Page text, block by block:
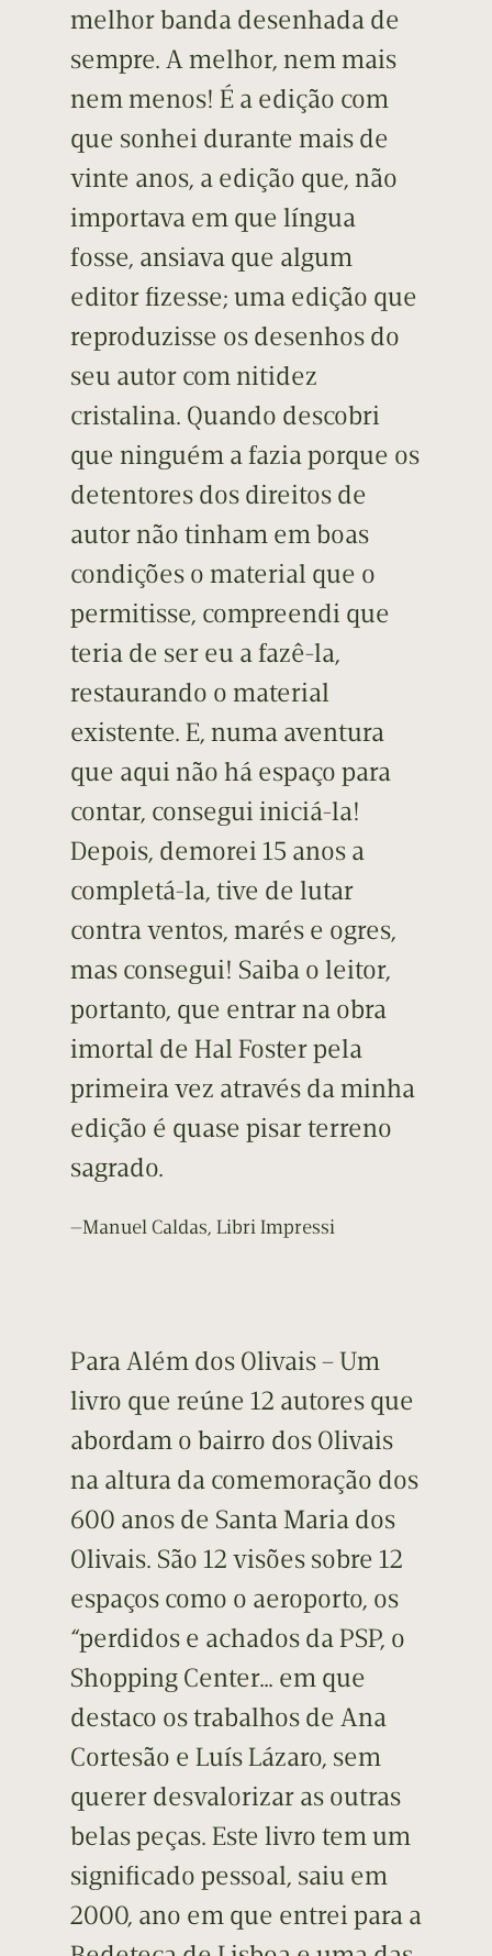
melhor banda desenhada de
sempre. A melhor, nem mais
nem menos! É a edição com
que sonhei durante mais de
vinte anos, a edição que, não
importava em que língua
fosse, ansiava que algum
editor fizesse; uma edição que
reproduzisse os desenhos do
seu autor com nitidez
cristalina. Quando descobri
que ninguém a fazia porque os
detentores dos direitos de
autor não tinham em boas
condições o material que o
permitisse, compreendi que
teria de ser eu a fazê-la,
restaurando o material
existente. E, numa aventura
que aqui não há espaço para
contar, consegui iniciá-la!
Depois, demorei 15 anos a
completá-la, tive de lutar
contra ventos, marés e ogres,
mas consegui! Saiba o leitor,
portanto, que entrar na obra
imortal de Hal Foster pela
primeira vez através da minha
edição é quase pisar terreno
sagrado.
—Manuel Caldas, Libri Impressi
Para Além dos Olivais – Um
livro que reúne 12 autores que
abordam o bairro dos Olivais
na altura da comemoração dos
600 anos de Santa Maria dos
Olivais. São 12 visões sobre 12
espaços como o aeroporto, os
“perdidos e achados da PSP, o
Shopping Center… em que
destaco os trabalhos de Ana
Cortesão e Luís Lázaro, sem
querer desvalorizar as outras
belas peças. Este livro tem um
significado pessoal, saiu em
2000, ano em que entrei para a